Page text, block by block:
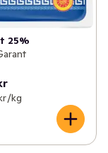
25%
/kg